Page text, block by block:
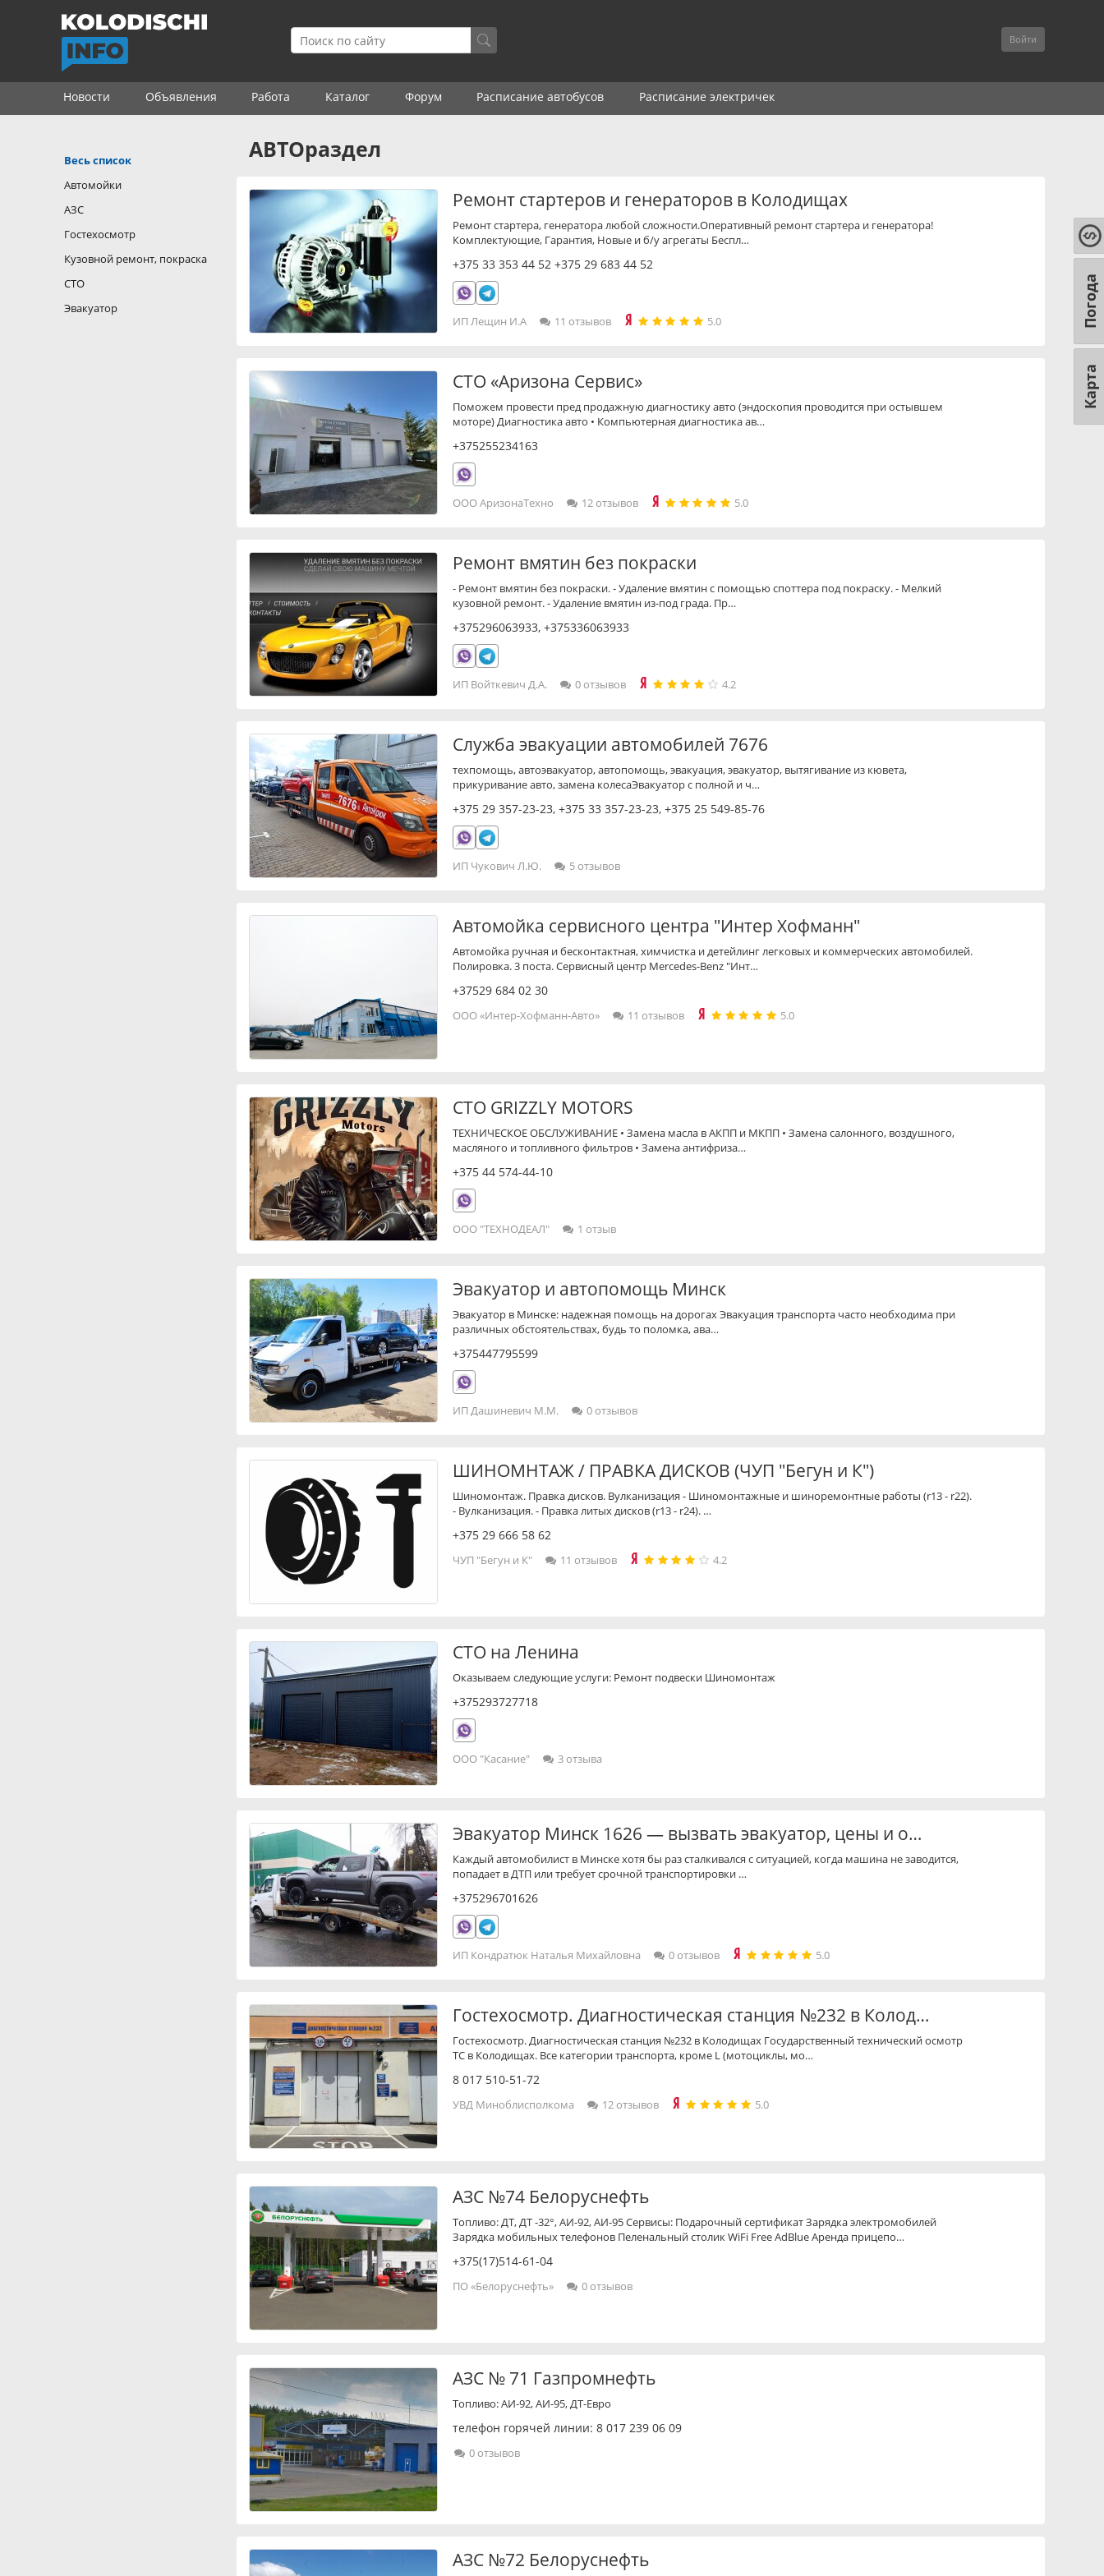
Войти
Новости Объявления Работа Каталог Форум Расписание автобусов Расписание электричек
АВТОраздел
Ремонт стартеров и генераторов в Колодищах
Ремонт стартера, генератора любой сложности.Оперативный ремонт стартера и генератора!
Комплектующие, Гарантия, Новые и б/у агрегаты Беспл…
+375 33 353 44 52 +375 29 683 44 52
ИП Лещин И.А 11 отзывов 5.0
СТО «Аризона Сервис»
Поможем провести пред продажную диагностику авто (эндоскопия проводится при остывшем
моторе) Диагностика авто • Компьютерная диагностика ав…
+375255234163
ООО АризонаТехно 12 отзывов 5.0
Ремонт вмятин без покраски
- Ремонт вмятин без покраски. - Удаление вмятин с помощью споттера под покраску. - Мелкий
кузовной ремонт. - Удаление вмятин из-под града. Пр…
+375296063933,+375336063933
ИП Войткевич Д.А. 0 отзывов 4.2
Служба эвакуации автомобилей 7676
техпомощь, автоэвакуатор, автопомощь, эвакуация, эвакуатор, вытягивание из кювета,
прикуривание авто, замена колесаЭвакуатор с полной и ч…
+375 29 357-23-23,+375 33 357-23-23,+375 25 549-85-76
ИП Чукович Л.Ю. 5 отзывов
Автомойка сервисного центра "Интер Хофманн"
Автомойка ручная и бесконтактная, химчистка и детейлинг легковых и коммерческих автомобилей.
Полировка. 3 поста. Сервисный центр Mercedes-Benz "Инт…
+37529 684 02 30
ООО «Интер-Хофманн-Авто» 11 отзывов 5.0
СТО GRIZZLY MOTORS
ТЕХНИЧЕСКОЕ ОБСЛУЖИВАНИЕ • Замена масла в АКПП и МКПП • Замена салонного, воздушного,
масляного и топливного фильтров • Замена антифриза…
+375 44 574-44-10
ООО "ТЕХНОДЕАЛ" 1 отзыв
Эвакуатор и автопомощь Минск
Эвакуатор в Минске: надежная помощь на дорогах Эвакуация транспорта часто необходима при
различных обстоятельствах, будь то поломка, ава…
+375447795599
ИП Дашиневич М.М. 0 отзывов
ШИНОМНТАЖ / ПРАВКА ДИСКОВ (ЧУП "Бегун и К")
Шиномонтаж. Правка дисков. Вулканизация - Шиномонтажные и шиноремонтные работы (r13 - r22).
- Вулканизация. - Правка литых дисков (r13 - r24). …
+375 29 666 58 62
ЧУП "Бегун и К" 11 отзывов 4.2
СТО на Ленина
Оказываем следующие услуги: Ремонт подвески Шиномонтаж
+375293727718
ООО "Касание" 3 отзыва
Эвакуатор Минск 1626 — вызвать эвакуатор, цены и о…
Каждый автомобилист в Минске хотя бы раз сталкивался с ситуацией, когда машина не заводится,
попадает в ДТП или требует срочной транспортировки …
+375296701626
ИП Кондратюк Наталья Михайловна 0 отзывов 5.0
Гостехосмотр. Диагностическая станция №232 в Колод…
Гостехосмотр. Диагностическая станция №232 в Колодищах Государственный технический осмотр
ТС в Колодищах. Все категории транспорта, кроме L (мотоциклы, мо…
8 017 510-51-72
УВД Миноблисполкома 12 отзывов 5.0
АЗС №74 Белоруснефть
Топливо: ДТ, ДТ -32°, АИ-92, АИ-95 Сервисы: Подарочный сертификат Зарядка электромобилей
Зарядка мобильных телефонов Пеленальный столик WiFi Free AdBlue Аренда прицепо…
+375(17)514-61-04
ПО «Белоруснефть» 0 отзывов
АЗС № 71 Газпромнефть
Топливо: АИ-92, АИ-95, ДТ-Евро
телефон горячей линии:8 017 239 06 09
0 отзывов
АЗС №72 Белоруснефть
Весь список
Автомойки
АЗС
Гостехосмотр
Кузовной ремонт, покраска
СТО
Эвакуатор
Карта
Погода